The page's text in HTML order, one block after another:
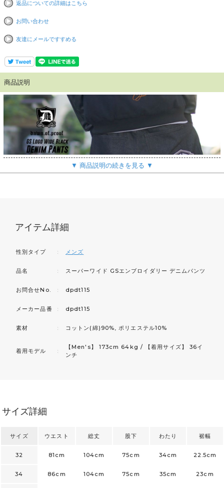
返品についての詳細はこちら
お問い合わせ
友達にメールですすめる
商品説明
▼ 商品説明の続きを見る ▼
アイテム詳細
性別タイプ ： メンズ
品名 ： スーパーワイド GSエンブロイダリー デニムパンツ
お問合せNo. ： dpdt115
メーカー品番 ： dpdt115
素材 ： コットン(綿)90%, ポリエステル10%
着用モデル ：
【Men's】 173cm 64kg / 【着用サイズ】 36イ
ンチ
サイズ詳細
サイズ ウエスト 総丈 股下 わたり 裾幅
32 81cm 104cm 75cm 34cm 22.5cm
34 86cm 104cm 75cm 35cm 23cm